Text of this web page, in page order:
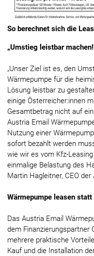
So berechnet sich die
„Umstieg leistbar
„Unser Ziel ist es, den
Wärmepumpe für die
Lösung leistbar zu
einige Österreicher:innen
Gesamtbetrag nicht auf
Austria Email
Nutzung einer
sofort bezahlt werden
wie wir es vom Kfz-
einmalige Belastung des
Martin Hagleitner, CEO der
Wärmepumpe leasen
Das Austria Email
dem Finanzierungspartner
mehrere praktische
Kauf und die Installation